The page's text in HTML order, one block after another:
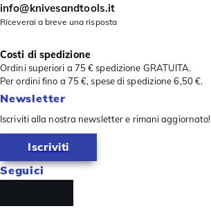
info@knivesandtools.it
Riceverai a breve una risposta
Costi di spedizione
Ordini superiori a 75 € spedizione GRATUITA.
Per ordini fino a 75 €, spese di spedizione 6,50 €.
Newsletter
Iscriviti alla nostra newsletter e rimani aggiornato!
Iscriviti
Seguici